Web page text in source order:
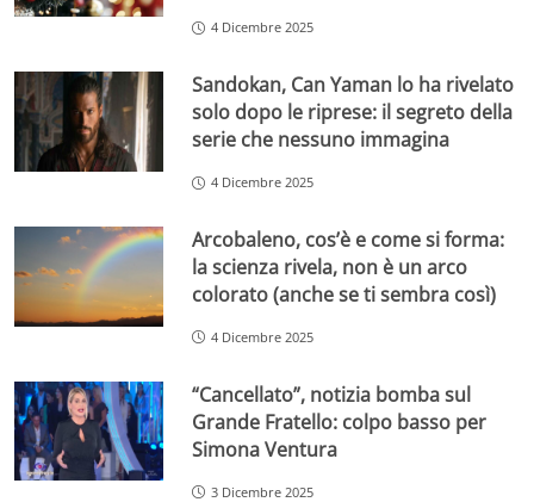
4 Dicembre 2025
Sandokan, Can Yaman lo ha rivelato
solo dopo le riprese: il segreto della
serie che nessuno immagina
4 Dicembre 2025
Arcobaleno, cos’è e come si forma:
la scienza rivela, non è un arco
colorato (anche se ti sembra così)
4 Dicembre 2025
“Cancellato”, notizia bomba sul
Grande Fratello: colpo basso per
Simona Ventura
3 Dicembre 2025